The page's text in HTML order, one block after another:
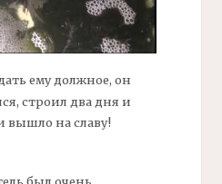
ему должное, он
строил два дня и
вышло на славу!